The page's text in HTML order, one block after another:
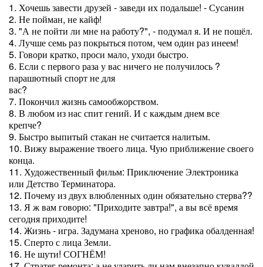
1. Хочешь завести друзей - заведи их подальше! - Сусанин
2. Не пойман, не кайф!
3. "А не пойти ли мне на работу?", - подумал я. И не пошёл.
4. Лучше семь раз покрыться потом, чем один раз инеем!
5. Говори кратко, проси мало, уходи быстро.
6. Если с первого раза у вас ничего не получилось ?
парашютный спорт не для
вас?
7. Покончил жизнь самообжорством.
8. В любом из нас спит гений. И с каждым днем все
крепче?
9. Быстро выпитый стакан не считается налитым.
10. Вижу выражение твоего лица. Чую приближение своего
конца.
11. Художественный фильм: Приключение Электроника
или Детство Терминатора.
12. Почему из двух влюбленных один обязательно стерва??
13. Я ж вам говорю: "Приходите завтра!", а вы всё время
сегодня приходите!
14. Жизнь - игра. Задумана хреново, но графика обалденная!
15. Сперто с лица Земли.
16. Не шути! СОГНЁМ!